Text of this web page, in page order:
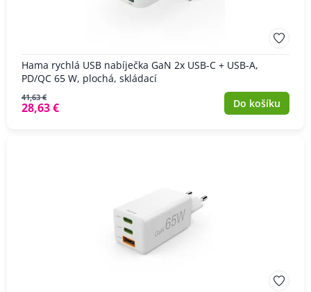
Hama rychlá USB nabíječka GaN 2x USB-C + USB-A,
PD/QC 65 W, plochá, skládací
41,63 €
28,63 € Do košíku